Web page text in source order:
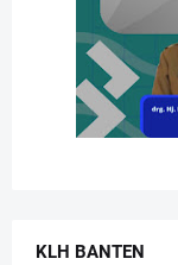
KLH BANTEN